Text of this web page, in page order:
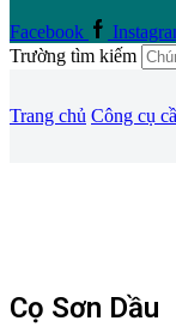
Facebook
Trường tìm kiếm
Trang chủ Công cụ
Cọ Sơn Dầu